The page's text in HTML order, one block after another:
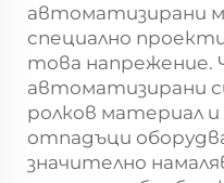
автоматизирани
специално
това напрежение.
автоматизирани
ролков материал
отпадъци
значително